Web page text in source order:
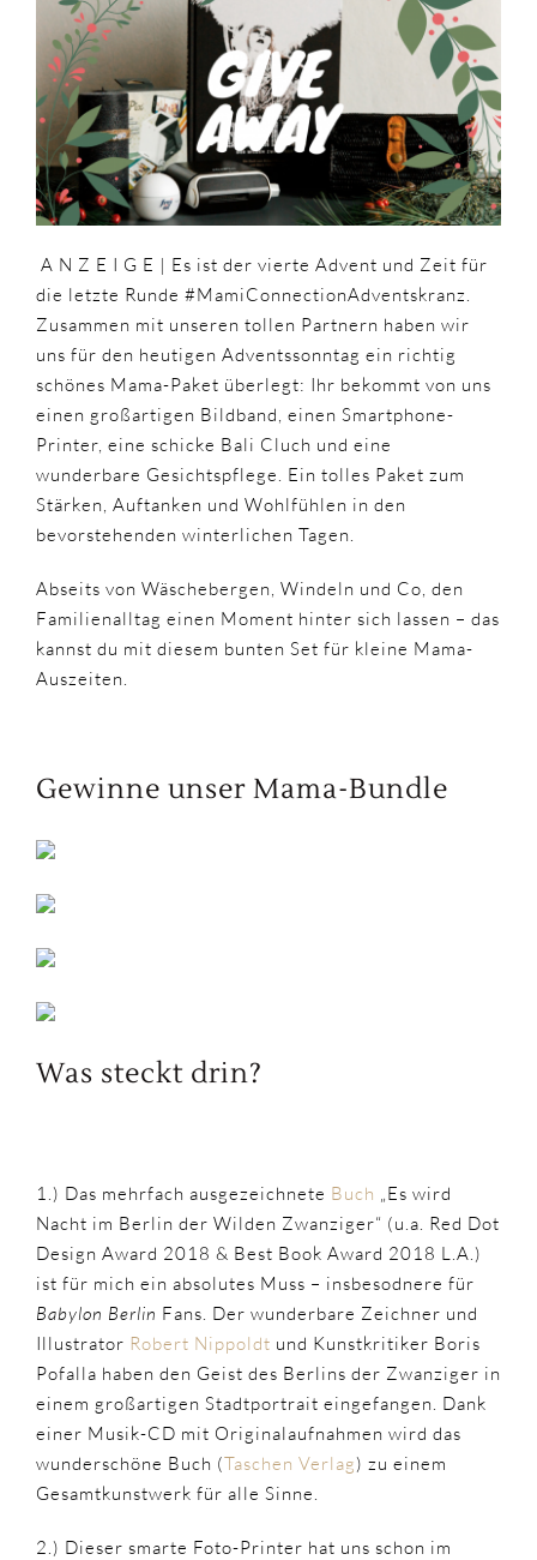
VERLOSUNG
BEENDET
A N Z E I G E | Es ist der vierte Advent und Zeit für
die letzte Runde #MamiConnectionAdventskranz.
Zusammen mit unseren tollen Partnern haben wir
uns für den heutigen Adventssonntag ein richtig
schönes Mama-Paket überlegt: Ihr bekommt von uns
einen großartigen Bildband, einen Smartphone-
Printer, eine schicke Bali Cluch und eine
wunderbare Gesichtspflege. Ein tolles Paket zum
Stärken, Auftanken und Wohlfühlen in den
bevorstehenden winterlichen Tagen.
Abseits von Wäschebergen, Windeln und Co, den
Familienalltag einen Moment hinter sich lassen – das
kannst du mit diesem bunten Set für kleine Mama-
Auszeiten.
Gewinne unser Mama-Bundle
Was steckt drin?
1.) Das mehrfach ausgezeichnete Buch „Es wird
Nacht im Berlin der Wilden Zwanziger“ (u.a. Red Dot
Design Award 2018 & Best Book Award 2018 L.A.)
ist für mich ein absolutes Muss – insbesodnere für
Babylon Berlin Fans. Der wunderbare Zeichner und
Illustrator Robert Nippoldt und Kunstkritiker Boris
Pofalla haben den Geist des Berlins der Zwanziger in
einem großartigen Stadtportrait eingefangen. Dank
einer Musik-CD mit Originalaufnahmen wird das
wunderschöne Buch (Taschen Verlag) zu einem
Gesamtkunstwerk für alle Sinne.
2.) Dieser smarte Foto-Printer hat uns schon im